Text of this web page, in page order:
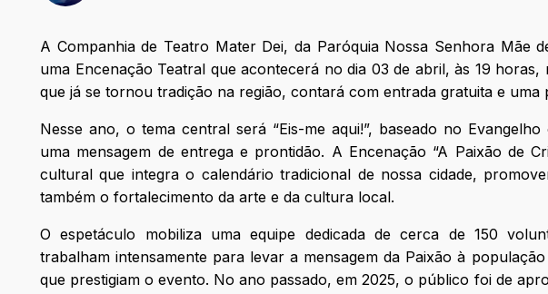
A Companhia de Teatro Mater Dei, da Paróquia Nossa Senhora Mãe
uma Encenação Teatral que acontecerá no dia 03 de abril, às 19
que já se tornou tradição na região, contará com entrada gratuita e uma
Nesse ano, o tema central será “Eis-me aqui!”, baseado no
uma mensagem de entrega e prontidão. A Encenação “A Paixão de
cultural que integra o calendário tradicional de nossa cidade,
também o fortalecimento da arte e da cultura local.
O espetáculo mobiliza uma equipe dedicada de cerca de 150
trabalham intensamente para levar a mensagem da Paixão à
que prestigiam o evento. No ano passado, em 2025, o público foi de